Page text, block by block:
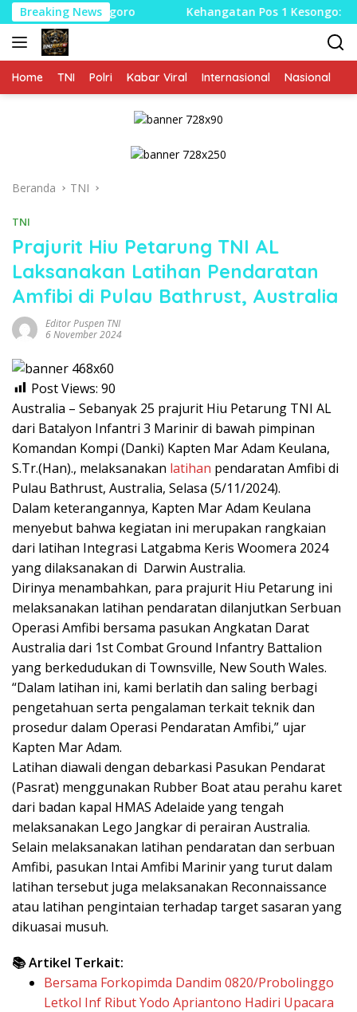
Langsung
ke
konten
Breaking News Kehangatan Pos 1 Kesongo: Ketika Satgas
Home TNI Polri Kabar Viral Internasional Nasional
Beranda TNI
TNI
Prajurit Hiu Petarung TNI AL
Laksanakan Latihan Pendaratan
Amfibi di Pulau Bathrust, Australia
Editor Puspen TNI
6 November 2024
Post Views: 90
Australia – Sebanyak 25 prajurit Hiu Petarung TNI AL
dari Batalyon Infantri 3 Marinir di bawah pimpinan
Komandan Kompi (Danki) Kapten Mar Adam Keulana,
S.Tr.(Han)., melaksanakan latihan pendaratan Amfibi di
Pulau Bathrust, Australia, Selasa (5/11/2024).
Dalam keterangannya, Kapten Mar Adam Keulana
menyebut bahwa kegiatan ini merupakan rangkaian
dari latihan Integrasi Latgabma Keris Woomera 2024
yang dilaksanakan di Darwin Australia.
Dirinya menambahkan, para prajurit Hiu Petarung ini
melaksanakan latihan pendaratan dilanjutkan Serbuan
Operasi Amfibi bersama pasukan Angkatan Darat
Australia dari 1st Combat Ground Infantry Battalion
yang berkedudukan di Townsville, New South Wales.
“Dalam latihan ini, kami berlatih dan saling berbagi
pengetahuan serta pengalaman terkait teknik dan
prosedur dalam Operasi Pendaratan Amfibi,” ujar
Kapten Mar Adam.
Latihan diawali dengan debarkasi Pasukan Pendarat
(Pasrat) menggunakan Rubber Boat atau perahu karet
dari badan kapal HMAS Adelaide yang tengah
melaksanakan Lego Jangkar di perairan Australia.
Selain melaksanakan latihan pendaratan dan serbuan
Amfibi, pasukan Intai Amfibi Marinir yang turut dalam
latihan tersebut juga melaksanakan Reconnaissance
atau latihan pengintaian terhadap target sasaran yang
dikuasai musuh.
📚 Artikel Terkait:
Bersama Forkopimda Dandim 0820/Probolinggo
Letkol Inf Ribut Yodo Apriantono Hadiri Upacara